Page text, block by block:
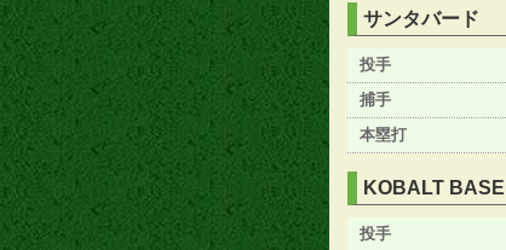
サンタバード
投手
捕手
本塁打
KOBALT BASE
投手